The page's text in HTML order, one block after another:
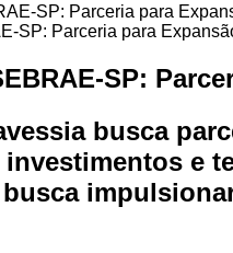
SP: Parceria para
SP:
busca
e